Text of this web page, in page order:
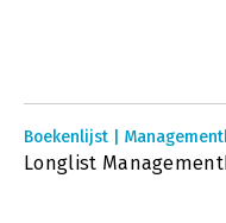
Boekenlijst |
Longlist